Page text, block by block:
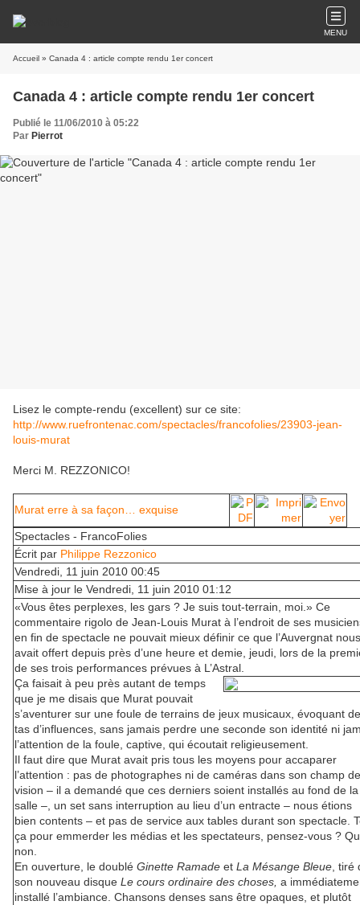
MENU
Accueil » Canada 4 : article compte rendu 1er concert
Canada 4 : article compte rendu 1er concert
Publié le 11/06/2010 à 05:22
Par Pierrot
Lisez le compte-rendu (excellent) sur ce site:
http://www.ruefrontenac.com/spectacles/francofolies/23903-jean-
louis-murat
Merci M. REZZONICO!
Murat erre à sa façon… exquise
Spectacles - FrancoFolies
Écrit par Philippe Rezzonico
Vendredi, 11 juin 2010 00:45
Mise à jour le Vendredi, 11 juin 2010 01:12
«Vous êtes perplexes, les gars ? Je suis tout-terrain, moi.» Ce
commentaire rigolo de Jean-Louis Murat à l’endroit de ses
en fin de spectacle ne pouvait mieux définir ce que l’Auvergnat nous
avait offert depuis près d’une heure et demie, jeudi, lors de la
de ses trois performances prévues à L’Astral.
Ça faisait à peu près autant de temps
que je me disais que Murat pouvait
s’aventurer sur une foule de terrains de jeux musicaux, évoquant
tas d’influences, sans jamais perdre une seconde son identité ni
l’attention de la foule, captive, qui écoutait religieusement.
Il faut dire que Murat avait pris tous les moyens pour accaparer
l’attention : pas de photographes ni de caméras dans son champ de
vision – il a demandé que ces derniers soient installés au fond de la
salle –, un set sans interruption au lieu d’un entracte – nous étions
bien contents – et pas de service aux tables durant son spectacle.
ça pour emmerder les médias et les spectateurs, pensez-vous ?
non.
En ouverture, le doublé Ginette Ramade et La Mésange Bleue , tiré
son nouveau disque Le cours ordinaire des choses, a
installé l’ambiance. Chansons denses sans être opaques, et plutôt